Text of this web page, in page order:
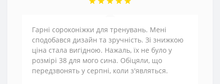
Гарні сороконіжки для тренувань. Мені
сподобався дизайн та зручність. Зі знижкою
ціна стала вигідною. Нажаль, їх не було у
розмірі 38 для мого сина. Обіцяли, що
передзвонять у серпні, коли з'являться.